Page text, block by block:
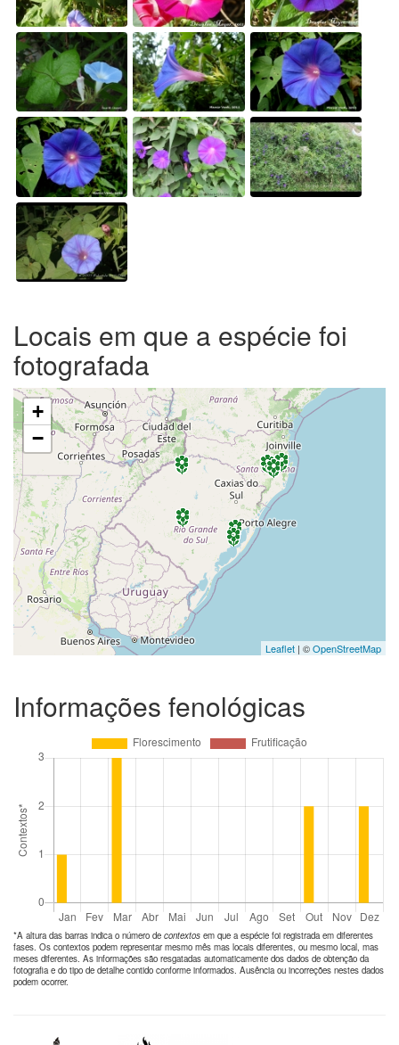
Locais em que a espécie foi
fotografada
+
−
Leaflet | ©OpenStreetMap
Informações fenológicas
*A altura das barras indica o número de contextos em que a espécie foi registrada em diferentes
fases. Os contextos podem representar mesmo mês mas locais diferentes, ou mesmo local, mas
meses diferentes. As informações são resgatadas automaticamente dos dados de obtenção da
fotografia e do tipo de detalhe contido conforme informados. Ausência ou incorreções nestes dados
podem ocorrer.